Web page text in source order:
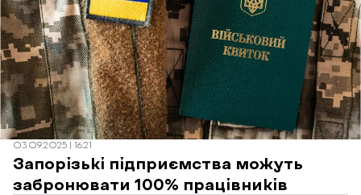
03.09.2025 | 16:21
Запорізькі підприємства можуть
забронювати 100% працівників